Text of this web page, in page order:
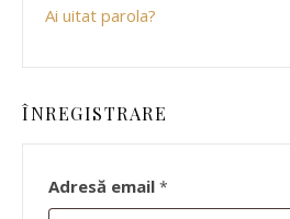
Ai uitat parola?
ÎNREGISTRARE
Adresă email *